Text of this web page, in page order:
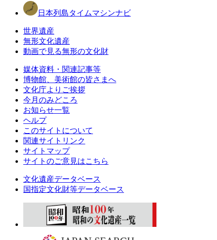
日本列島タイムマシンナビ
世界遺産
無形文化遺産
動画で見る無形の文化財
媒体資料・関連記事等
博物館、美術館の皆さまへ
文化庁よりご挨拶
今月のみどころ
お知らせ一覧
ヘルプ
このサイトについて
関連サイトリンク
サイトマップ
サイトのご意見はこちら
文化遺産データベース
国指定文化財等データベース